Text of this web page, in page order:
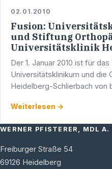
02.01.2010
Fusion:
und Stiftung
Universitätsklinik
Der 1. Januar 2010 ist für
Universitätsklinikum und die
Heidelberg-Schlierbach von
vereint.
Weiterlesen →
WERNER PFISTERER, MDL A.
Freiburger Straße 54
69126 Heidelberg